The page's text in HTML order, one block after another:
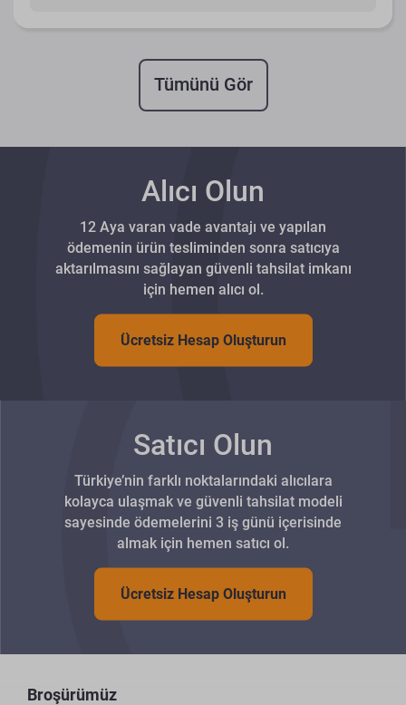
Tümünü Gör
Alıcı Olun
12 Aya varan vade avantajı ve yapılan
ödemenin ürün tesliminden sonra satıcıya
aktarılmasını sağlayan güvenli tahsilat imkanı
için hemen alıcı ol.
Ücretsiz Hesap Oluşturun
Satıcı Olun
Türkiye’nin farklı noktalarındaki alıcılara
kolayca ulaşmak ve güvenli tahsilat modeli
sayesinde ödemelerini 3 iş günü içerisinde
almak için hemen satıcı ol.
Ücretsiz Hesap Oluşturun
Broşürümüz